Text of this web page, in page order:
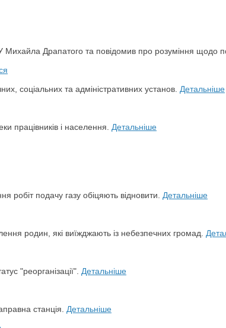
Драпатого та повідомив про розуміння щодо
соціальних та адміністративних установ. Детальніше
працівників і населення. Детальніше
робіт подачу газу обіцяють відновити. Детальніше
родин, які виїжджають із небезпечних громад.
"реорганізації". Детальніше
станція. Детальніше